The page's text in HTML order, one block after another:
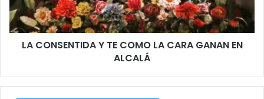
C
O
N
J
E
N
T
LA CONSENTIDA Y TE COMO LA CARA GANAN EN
ALCALÁ